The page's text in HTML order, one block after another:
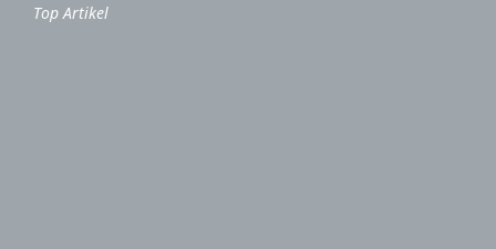
Top Artikel